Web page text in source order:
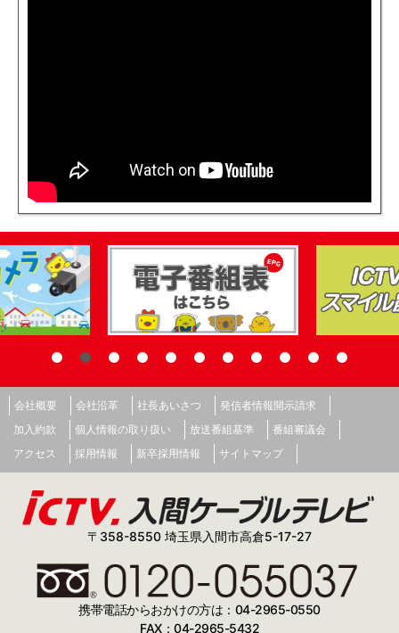
会社概要 会社沿革 社長あいさつ
発信者情報開示請求
加入約款
個人情報の取り扱い 放送番組基準
番組審議会
アクセス
採用情報 新卒採用情報 サイトマップ
〒358-8550 埼玉県入間市高倉5-17-27
携帯電話からおかけの方は：04-2965-0550
FAX：04-2965-5432